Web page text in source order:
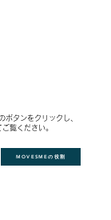
ボタンをクリックし、
覧ください。
MOVESMEの役割